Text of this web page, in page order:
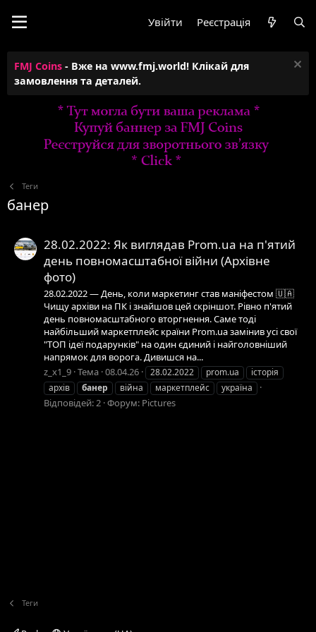
Увійти Реєстрація
FMJ Coins - Вже на www.fmj.world! Клікай для
замовлення та деталей.
Теги
банер
28.02.2022: Як виглядав Prom.ua на п'ятий
день повномасштабної війни (Архівне
фото)
28.02.2022 — День, коли маркетинг став маніфестом 🇺🇦
Чищу архіви на ПК і знайшов цей скріншот. Рівно п'ятий
день повномасштабного вторгнення. Саме тоді
найбільший маркетплейс країни Prom.ua замінив усі свої
"ТОП ідеї подарунків" на один єдиний і найголовніший
напрямок для ворога. Дивишся на...
z_x1_9 Тема 08.04.26 28.02.2022 prom.ua
історія
архів
банер війна маркетплейс україна
Відповідей: 2 Форум: Pictures
Теги